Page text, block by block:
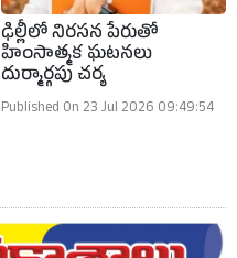
ఢిల్లీలో నిరసన పేరుతో
హింసాత్మక ఘటనలు
దుర్మార్గపు చర్య
Published On 23 Jul 2026 09:49:54